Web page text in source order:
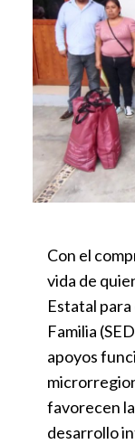
Con el
vida de
Estatal
Familia
apoyos
favorecen
desarrollo